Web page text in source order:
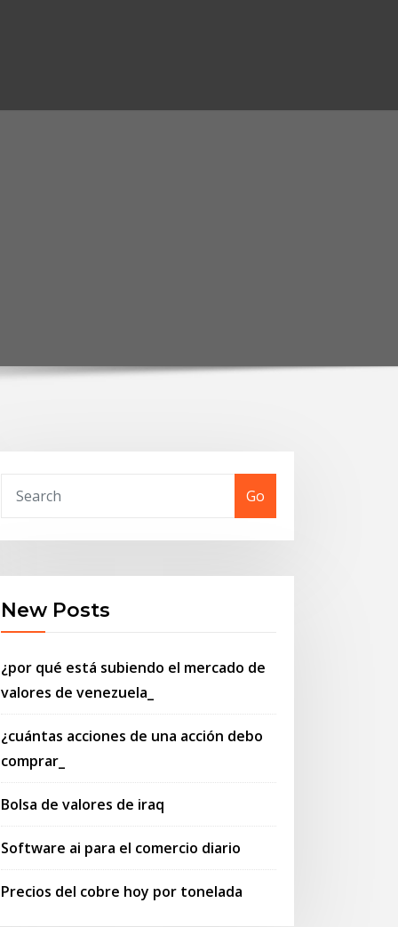
Go
New Posts
¿por qué está subiendo el mercado de
valores de venezuela_
¿cuántas acciones de una acción debo
comprar_
Bolsa de valores de iraq
Software ai para el comercio diario
Precios del cobre hoy por tonelada